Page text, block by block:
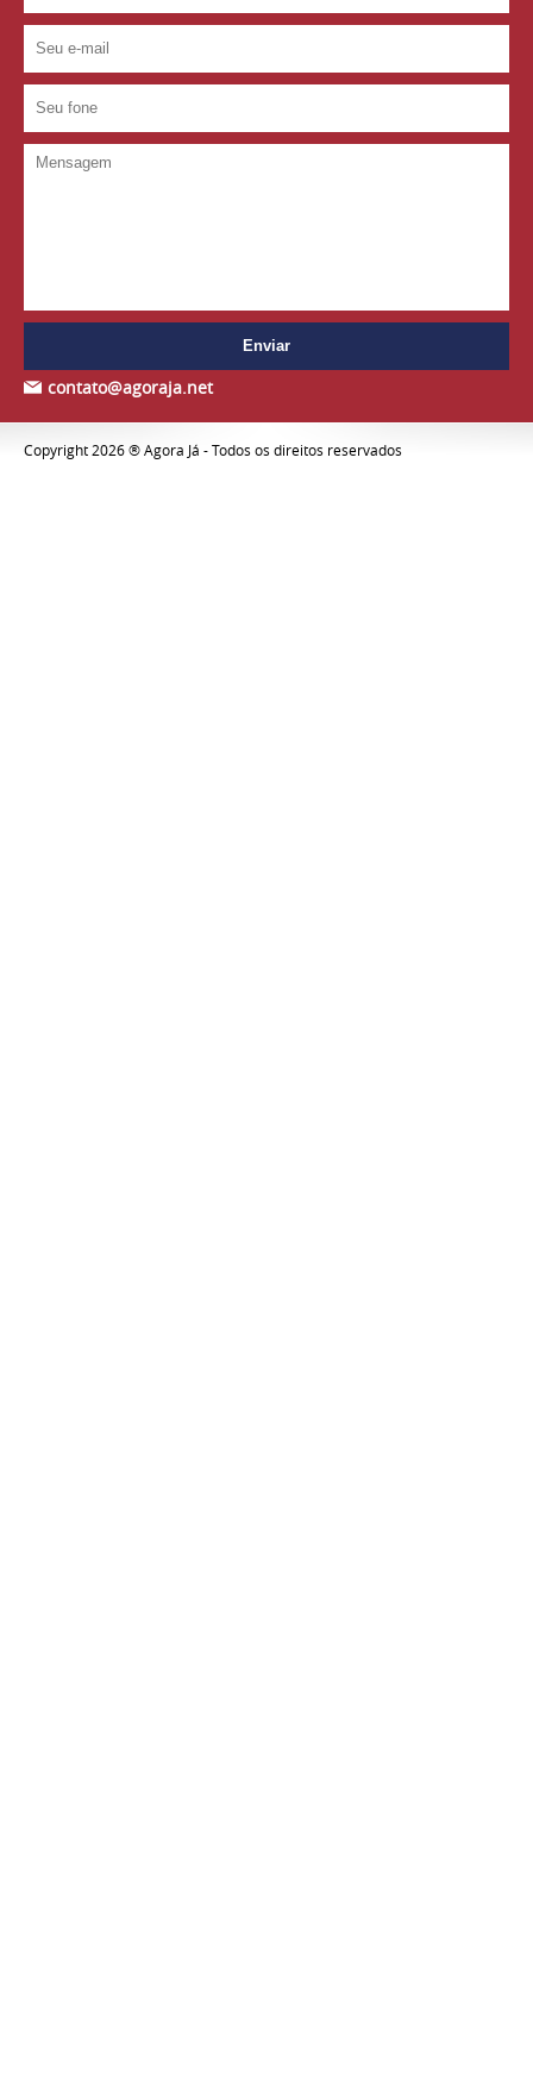
contato@agoraja.net
Copyright 2026 ® Agora Já - Todos os direitos reservados